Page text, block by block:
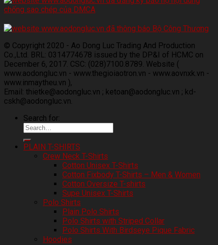
© Copyright 2020 - Ao Dong Luc Trading And Production
Co.,Ltd. BRL: 0314774678 issued by the DP&I of HCMC on
December 6, 2017. CSC: (028)7100.8789. Website (
www.aodongluc.vn - www.thegioiaotron.vn - www.aovnxk.vn -
www.inmaytheu.vn ),
Email: thietke@aodongluc.vn ; ketoan@aodongluc.vn ; kd-
cskh@aodongluc.vn.
Search for:
PLAIN T-SHIRTS
Crew Neck T-Shirts
Cotton Unisex T-Shirts
Cotton Fixbody T-Shirts – Men & Women
Cotton Oversize T-shirts
Supe Unisex T-Shirts
Polo Shirts
Plain Polo Shirts
Polo Shirts with Striped Collar
Polo Shirts With Birdseye Pique Fabric
Hoodies